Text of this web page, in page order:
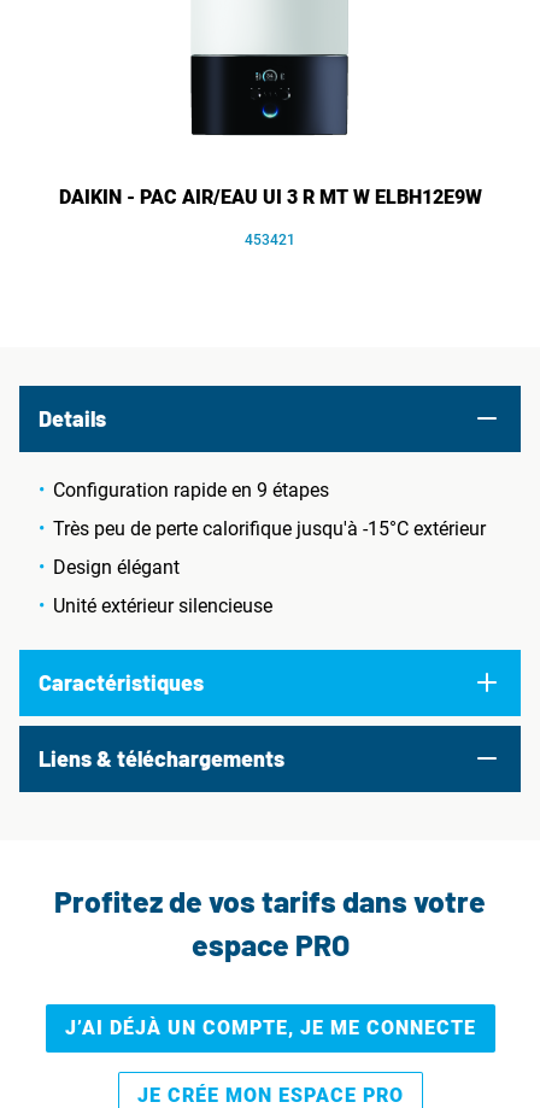
DAIKIN - PAC AIR/EAU UI 3 R MT W ELBH12E9W
453421
Details
Configuration rapide en 9 étapes
Très peu de perte calorifique jusqu'à -15°C extérieur
Design élégant
Unité extérieur silencieuse
Caractéristiques
Liens & téléchargements
Profitez de vos tarifs dans votre
espace PRO
J’AI DÉJÀ UN COMPTE, JE ME CONNECTE
JE CRÉE MON ESPACE PRO